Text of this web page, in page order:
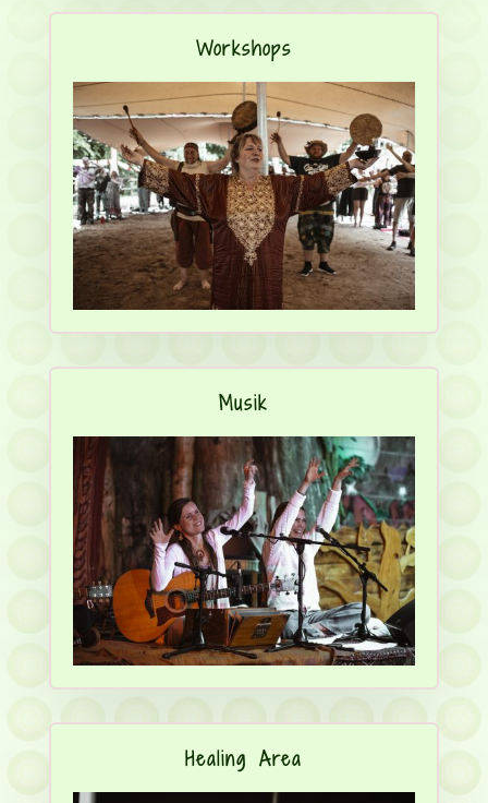
Workshops
Musik
Healing Area